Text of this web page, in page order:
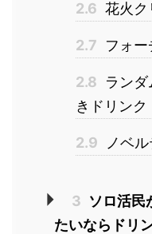
2.6 花火ク
2.7 フォ
2.8
ラン
きドリンク
2.9 ノベ
3 ソロ活民
たいならドリ